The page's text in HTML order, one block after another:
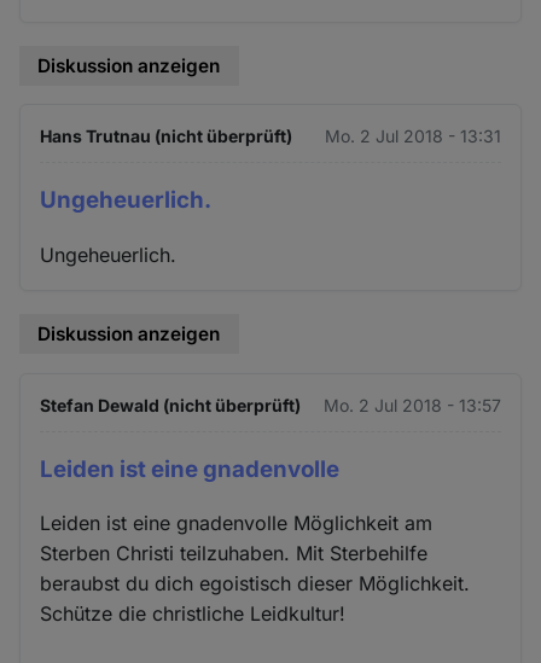
Diskussion anzeigen
Hans Trutnau (nicht überprüft) Mo. 2 Jul 2018 - 13:31
Ungeheuerlich.
Ungeheuerlich.
Diskussion anzeigen
Stefan Dewald (nicht überprüft) Mo. 2 Jul 2018 - 13:57
Leiden ist eine gnadenvolle
Leiden ist eine gnadenvolle Möglichkeit am
Sterben Christi teilzuhaben. Mit Sterbehilfe
beraubst du dich egoistisch dieser Möglichkeit.
Schütze die christliche Leidkultur!